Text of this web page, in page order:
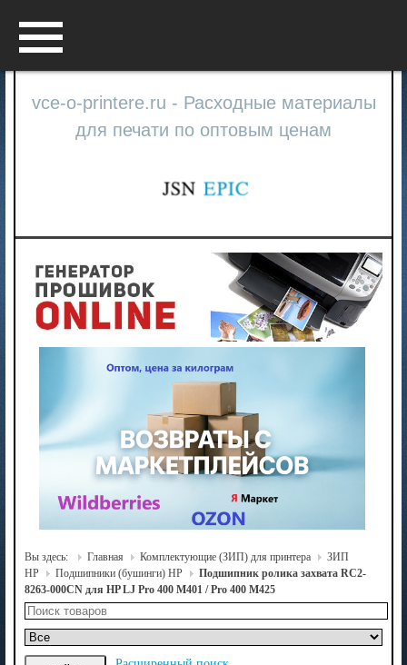
vce-o-printere.ru - Расходные материалы
для печати по оптовым ценам
Вы здесь: Главная Комплектующие (ЗИП) для принтера
ЗИП
HP
Подшипники (бушинги) HP
Подшипник ролика захвата RC2-
8263-000CN для HP LJ Pro 400 M401 / Pro 400 M425